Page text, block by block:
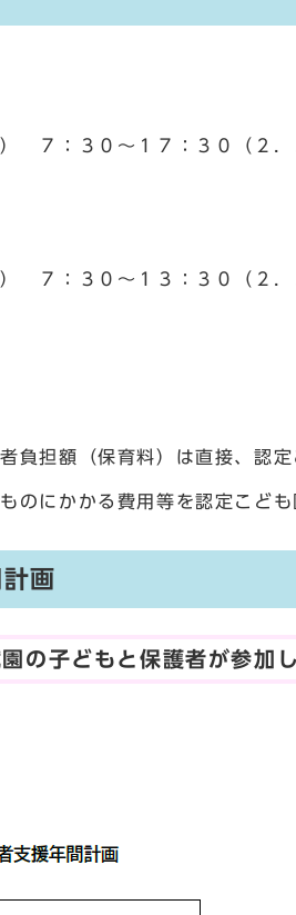
：３０～１７：３０（２．
：３０～１３：３０（２．
額（保育料）は直接、認定
にかかる費用等を認定こども
画
の子どもと保護者が参加